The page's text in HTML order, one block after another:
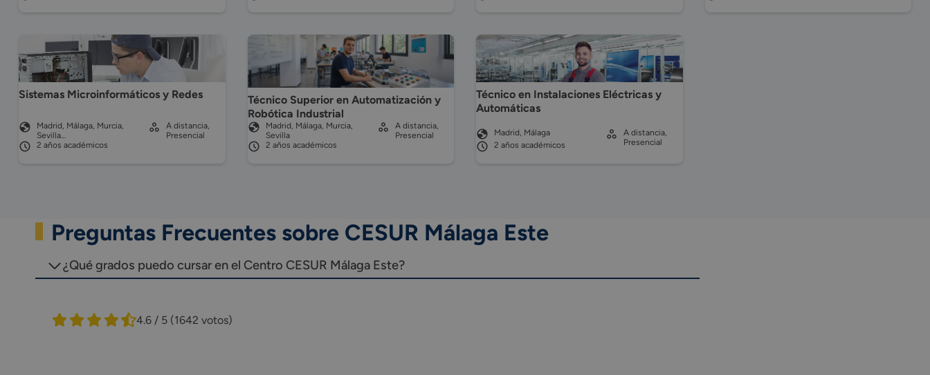
Sistemas Microinformáticos y Redes
Madrid, Málaga, Murcia,
Sevilla…
2 años académicos
A distancia,
Presencial
Técnico Superior en Automatización y
Robótica Industrial
Madrid, Málaga, Murcia,
Sevilla
2 años académicos
A distancia,
Presencial
Técnico en Instalaciones Eléctricas y
Automáticas
Madrid, Málaga
2 años académicos
A distancia,
Presencial
Preguntas Frecuentes sobre CESUR Málaga Este
¿Qué grados puedo cursar en el Centro CESUR Málaga Este?
4.6 / 5 (1642 votos)